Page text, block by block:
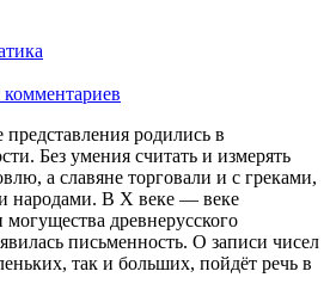
родились в
Без умения считать и измерять
а славяне торговали и с греками,
народами. В Х веке — веке
древнерусского
письменность. О записи чисел
так и больших, пойдёт речь в